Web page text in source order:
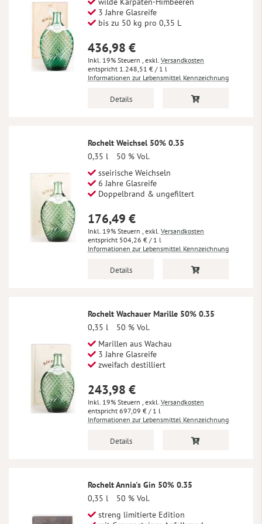
3 Jahre Glasreife
bis zu 50 kg pro 0,35 L
436,98 €
Inkl. 19% Steuern , exkl. Versandkosten
1.248,51 € / 1 l
Informationen zur Lebensmittel Kennzeichnung
Details
Rochelt Weichsel 50% 0.35
0,35 l
50 % Vol.
sseirische Weichseln
6 Jahre Glasreife
Doppelbrand & ungefiltert
176,49 €
Inkl. 19% Steuern , exkl. Versandkosten
504,26 € / 1 l
Informationen zur Lebensmittel Kennzeichnung
Details
Rochelt Wachauer Marille 50% 0.35
0,35 l
50 % Vol.
Marillen aus Wachau
3 Jahre Glasreife
zweifach destilliert
243,98 €
Inkl. 19% Steuern , exkl. Versandkosten
697,09 € / 1 l
Informationen zur Lebensmittel Kennzeichnung
Details
Rochelt Annia's Gin 50% 0.35
0,35 l
50 % Vol.
streng limitierte Edition